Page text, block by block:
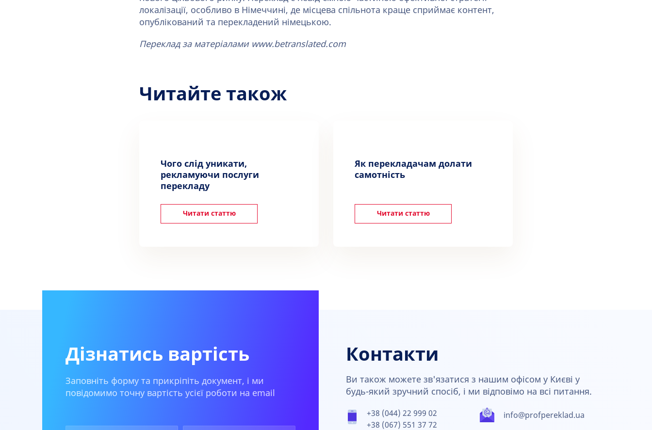
локалізації, особливо в Німеччині, де місцева спільнота краще сприймає контент,
опублікований та перекладений німецькою.
Переклад за матеріалами www.betranslated.com
Читайте також
Чого слід уникати,
рекламуючи послуги
перекладу
Читати статтю
Як перекладачам долати
самотність
Читати статтю
Дізнатись вартість
Заповніть форму та прикріпіть документ, і ми
повідомимо точну вартість усієї роботи на email
Контакти
Ви також можете зв'язатися з нашим офісом у Києві у
будь-який зручний спосіб, і ми відповімо на всі питання.
+38 (044) 22 999 02
+38 (067) 551 37 72
info@profpereklad.ua